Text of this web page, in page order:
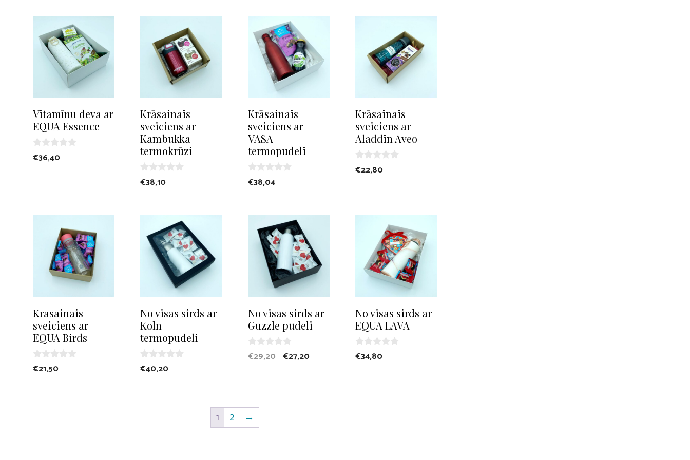
Vitamīnu deva ar
EQUA Essence
0
o
€36,40
Krāsainais
sveiciens ar
Kambukka
termokrūzi
0
o
€38,10
Krāsainais
sveiciens ar
VASA
termopudeli
0
o
€38,04
Krāsainais
sveiciens ar
Aladdin Aveo
0
o
5
€22,80
Krāsainais
sveiciens ar
EQUA Birds
0
o
€21,50
No visas sirds ar
Koln
termopudeli
0
o
€40,20
No visas sirds ar
Guzzle pudeli
0
o
€29,20 Original
€27,20Current
No visas sirds ar
EQUA LAVA
0
o
€34,80
1 2 →